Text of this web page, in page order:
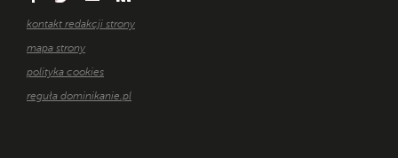
kontakt redakcji strony
mapa strony
polityka cookies
reguła dominikanie.pl